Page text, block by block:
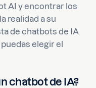
AI y encontrar los
realidad a su
de chatbots de IA
elegir el
chatbot de IA?